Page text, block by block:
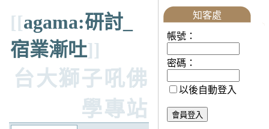
[[agama:研討_
宿業漸吐]]
台大獅子吼佛
學專站
知客處
帳號：
密碼：
以後自動登入